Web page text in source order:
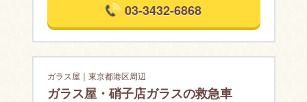
03-3432-6868
ガラス屋｜東京都港区周辺
ガラス屋・硝子店ガラスの救急車